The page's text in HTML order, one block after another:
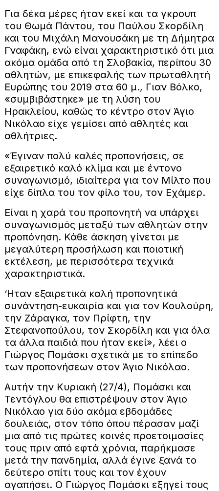
Για δέκα μέρες ήταν εκεί και τα γκρουπ
του Θωμά Πάντου, του Παύλου Σκορδίλη
και του Μιχάλη Μανουσάκη με τη Δήμητρα
Γναφάκη, ενώ είναι χαρακτηριστικό ότι μια
ακόμα ομάδα από τη Σλοβακία, περίπου 30
αθλητών, με επικεφαλής των πρωταθλητή
Ευρώπης του 2019 στα 60 μ., Γιαν Βόλκο,
«συμβιβάστηκε» με τη λύση του
Ηρακλείου, καθώς το κέντρο στον Άγιο
Νικόλαο είχε γεμίσει από αθλητές και
αθλήτριες.
«Έγιναν πολύ καλές προπονήσεις, σε
εξαιρετικό καλό κλίμα και με έντονο
συναγωνισμό, ιδιαίτερα για τον Μίλτο που
είχε δίπλα του τον φίλο του, τον Εχάμερ.
Είναι η χαρά του προπονητή να υπάρχει
συναγωνισμός μεταξύ των αθλητών στην
προπόνηση. Κάθε άσκηση γίνεται με
μεγαλύτερη προσήλωση και ποιοτική
εκτέλεση, με περισσότερα τεχνικά
χαρακτηριστικά.
‘Ηταν εξαιρετικά καλή προπονητικά
συνάντηση-ευκαιρία και για τον Κουλούρη,
την Ζάραγκα, τον Πρίφτη, την
Στεφανοπούλου, τον Σκορδίλη και για όλα
τα άλλα παιδιά που ήταν εκεί», λέει ο
Γιώργος Πομάσκι σχετικά με το επίπεδο
των προπονήσεων στον Άγιο Νικόλαο.
Αυτήν την Κυριακή (27/4), Πομάσκι και
Τεντόγλου θα επιστρέψουν στον Άγιο
Νικόλαο για δύο ακόμα εβδομάδες
δουλειάς, στον τόπο όπου πέρασαν μαζί
μια από τις πρώτες κοινές προετοιμασίες
τους πριν από εφτά χρόνια, παρήκμασε
μετά την πανδημία, αλλά έγινε ξανά το
δεύτερο σπίτι τους και τον έχουν
αγαπήσει. Ο Γιώργος Πομάσκι εξηγεί τους